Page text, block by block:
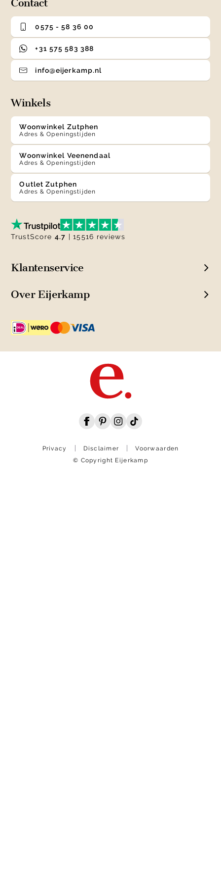
Contact
0575 - 58 36 00
+31 575 583 388
info@eijerkamp.nl
Winkels
Woonwinkel Zutphen
Adres & Openingstijden
Woonwinkel Veenendaal
Adres & Openingstijden
Outlet Zutphen
Adres & Openingstijden
Klantenservice
Over Eijerkamp
TrustScore 4.7 | 15516 reviews
Privacy Disclaimer
Voorwaarden
© Copyright Eijerkamp